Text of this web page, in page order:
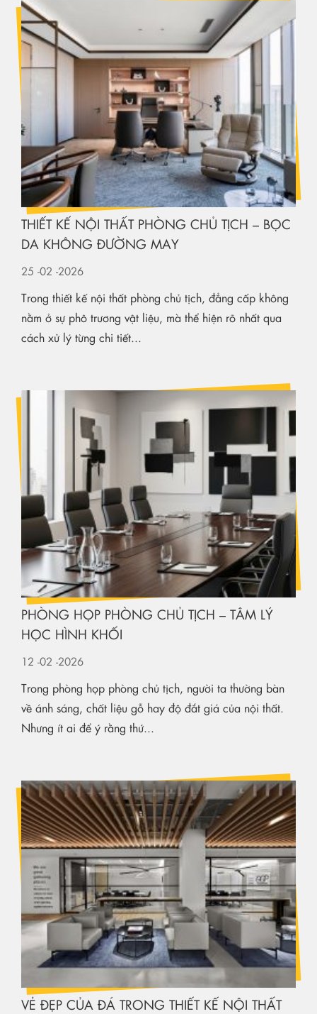
THIẾT KẾ NỘI THẤT PHÒNG CHỦ TỊCH – BỌC
DA KHÔNG ĐƯỜNG MAY
25 -02 -2026
Trong thiết kế nội thất phòng chủ tịch, đẳng cấp không
nằm ở sự phô trương vật liệu, mà thể hiện rõ nhất qua
cách xử lý từng chi tiết...
PHÒNG HỌP PHÒNG CHỦ TỊCH – TÂM LÝ
HỌC HÌNH KHỐI
12 -02 -2026
Trong phòng họp phòng chủ tịch, người ta thường bàn
về ánh sáng, chất liệu gỗ hay độ đắt giá của nội thất.
Nhưng ít ai để ý rằng thứ...
VẺ ĐẸP CỦA ĐÁ TRONG THIẾT KẾ NỘI THẤT